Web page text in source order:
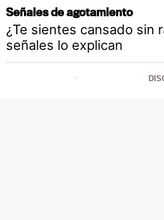
Señales de agotamiento
¿Te sientes cansado sin
señales lo explican